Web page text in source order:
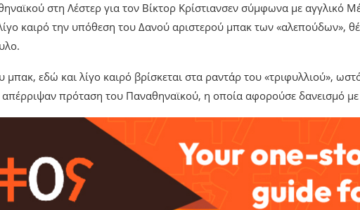
στη Λέστερ για τον Βίκτορ Κρίστιανσεν σύμφωνα με αγγλικό
καιρό την υπόθεση του Δανού αριστερού μπακ των «αλεπούδων»,
εδώ και λίγο καιρό βρίσκεται στα ραντάρ του «τριφυλλιού»,
πρόταση του Παναθηναϊκού, η οποία αφορούσε δανεισμό